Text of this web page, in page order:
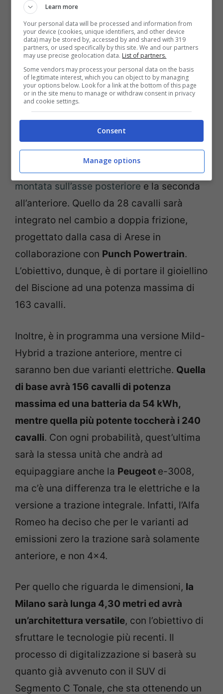
Alfa Romeo Milano presentazione in vista (Alfa Romeo) –
Tuning.it
Secondo le ultime voci, il sistema potrebbe
essere lo stesso della futuraJeepAvenger
4×4,basato su un motore 1.2 tre cilindri
turbo a benzina, con ciclo Miller da 136
cavalli di potenza massima. Esso verrà poi
abbinato a due unità elettriche, una da 41
cavalli ed un’altra da 28,
montata sull’asse posteriore e la seconda
all’anteriore. Quello da 28 cavalli sarà
integrato nel cambio a doppia frizione,
progettato dalla casa di Arese in
collaborazione con Punch Powertrain.
L’obiettivo, dunque, è di portare il gioiellino
del Biscione ad una potenza massima di
163 cavalli.
Inoltre, è in programma una versione Mild-
Hybrid a trazione anteriore, mentre ci
saranno ben due varianti elettriche. Quella
di base avrà 156 cavalli di potenza
massima ed una batteria da 54 kWh,
mentre quella più potente toccherà i 240
cavalli. Con ogni probabilità, quest’ultima
sarà la stessa unità che andrà ad
equipaggiare anche la Peugeot e-3008,
ma c’è una differenza tra le elettriche e la
versione a trazione integrale. Infatti, l’Alfa
Romeo ha deciso che per le varianti ad
emissioni zero la trazione sarà solamente
anteriore, e non 4×4.
Per quello che riguarda le dimensioni, la
Milano sarà lunga 4,30 metri ed avrà
un’architettura versatile, con l’obiettivo di
sfruttare le tecnologie più recenti. Il
processo di digitalizzazione si baserà su
quanto già avvenuto con il SUV di
Segmento C Tonale, che sta ottenendo un
Learn more
Your personal data will be processed and information from
your device (cookies, unique identifiers, and other device
data) may be stored by, accessed by and shared with 319
partners, or used specifically by this site. We and our partners
may use precise geolocation data. List of partners.
Some vendors may process your personal data on the basis
of legitimate interest, which you can object to by managing
your options below. Look for a link at the bottom of this page
or in the site menu to manage or withdraw consent in privacy
and cookie settings.
Consent
Manage options